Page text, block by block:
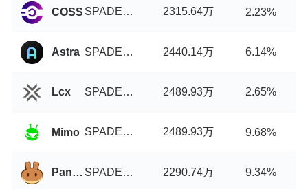
COSS SPADE币/USDT 2315.64万 2.23%
Astra SPADE币/USDT 2440.14万 6.14%
Lcx SPADE币/USDT 2489.93万 2.65%
Mimo SPADE币/USDT 2489.93万 9.68%
PancakeSwap Stableswap SPADE币/USDT 2290.74万 9.34%